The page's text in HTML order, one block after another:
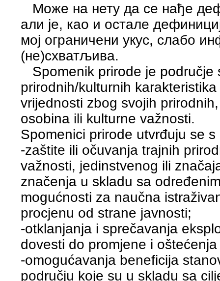
Може на нету да се нађе
али је, као и остале
мој ограничени укус, слабо
(не)схватљива.
Spomenik prirode je područje
prirodnih/kulturnih
vrijednosti zbog svojih
osobina ili kulturne važnosti.
Spomenici prirode utvrđuju se s
-zaštite ili očuvanja trajnih
važnosti, jedinstvenog ili
značenja u skladu sa
mogućnosti za naučna
procjenu od strane javnosti;
-otklanjanja i sprečavanja
dovesti do promjene i
-omogućavanja beneficija
području koje su u skladu sa